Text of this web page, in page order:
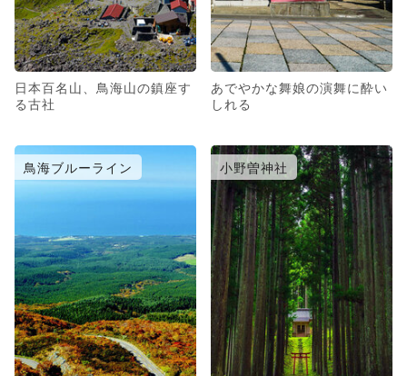
日本百名山、鳥海山の鎮座す
る古社
あでやかな舞娘の演舞に酔い
しれる
鳥海ブルーライン 小野曽神社